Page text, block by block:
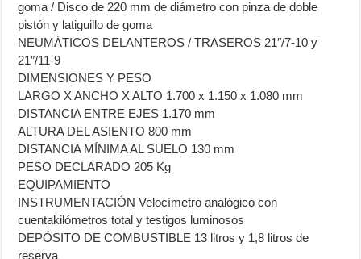
goma / Disco de 220 mm de diámetro con pinza de doble
pistón y latiguillo de goma
NEUMÁTICOS DELANTEROS / TRASEROS 21″/7-10 y
21″/11-9
DIMENSIONES Y PESO
LARGO X ANCHO X ALTO 1.700 x 1.150 x 1.080 mm
DISTANCIA ENTRE EJES 1.170 mm
ALTURA DEL ASIENTO 800 mm
DISTANCIA MÍNIMA AL SUELO 130 mm
PESO DECLARADO 205 Kg
EQUIPAMIENTO
INSTRUMENTACIÓN Velocímetro analógico con
cuentakilómetros total y testigos luminosos
DEPÓSITO DE COMBUSTIBLE 13 litros y 1,8 litros de
reserva